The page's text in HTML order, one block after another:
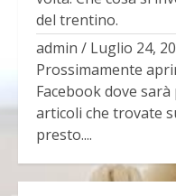
del trentino.
admin / Luglio 24,
Prossimamente
Facebook dove
articoli che trovate
presto....